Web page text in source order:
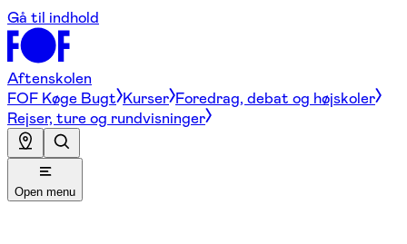
Gå til indhold
Aftenskolen
FOF Køge Bugt Kurser Foredrag, debat og højskoler
Rejser, ture og rundvisninger
Open menu